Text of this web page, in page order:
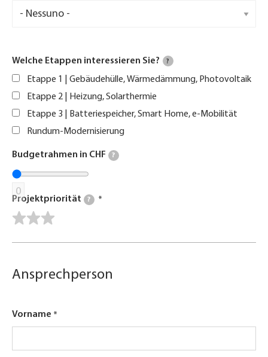
Welche Etappen interessieren Sie? ?
Etappe 1 | Gebäudehülle, Wärmedämmung, Photovoltaik
Etappe 2 | Heizung, Solarthermie
Etappe 3 | Batteriespeicher, Smart Home, e-Mobilität
Rundum-Modernisierung
Budgetrahmen in CHF ?
0
Projektpriorität ?
Ansprechperson
Vorname